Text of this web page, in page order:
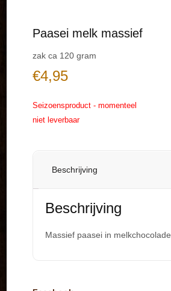
Paasei melk massief
zak ca 120 gram
€4,95
Seizoensproduct - momenteel
niet leverbaar
Beschrijving
Beschrijving
Massief paasei in melkchocolade.